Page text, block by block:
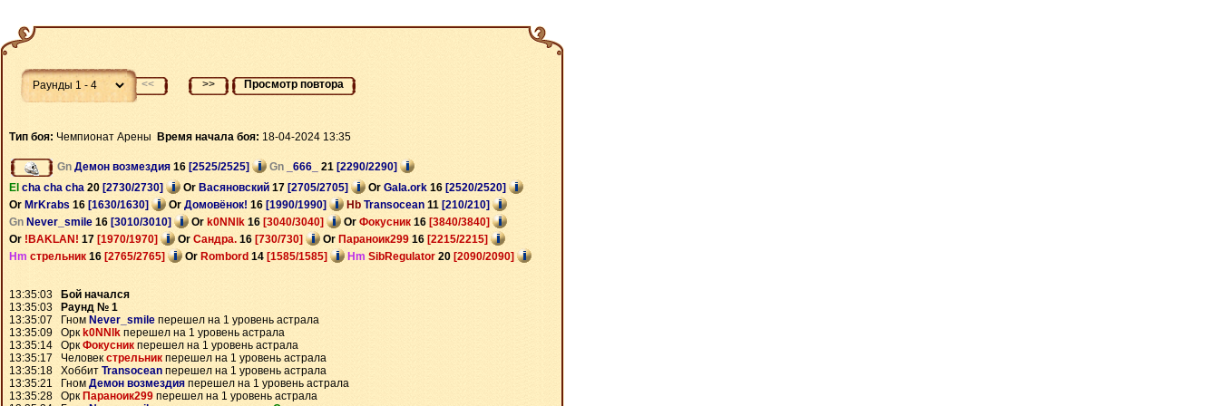
<< >> Просмотр повтора
Тип боя: Чемпионат Арены Время начала боя: 18-04-2024 13:35
Gn Демон возмездия 16 [2525/2525] Gn _666_ 21 [2290/2290]
El cha cha cha 20 [2730/2730] Or Васяновский 17 [2705/2705] Or Gala.ork 16 [2520/2520]
Or MrKrabs 16 [1630/1630] Or Домовёнок! 16 [1990/1990] Hb Transocean 11 [210/210]
Gn Never_smile 16 [3010/3010] Or k0NNlk 16 [3040/3040] Or Фокусник 16 [3840/3840]
Or !BAKLAN! 17 [1970/1970] Or Сандра. 16 [730/730] Or Параноик299 16 [2215/2215]
Hm стрельник 16 [2765/2765] Or Rombord 14 [1585/1585] Hm SibRegulator 20 [2090/2090]
13:35:03
Бой начался
13:35:03
Раунд № 1
13:35:07 Гном Never_smile перешел на 1 уровень астрала
13:35:09 Орк k0NNlk перешел на 1 уровень астрала
13:35:14 ОркФокусник перешел на 1 уровень астрала
13:35:17 Человек стрельник перешел на 1 уровень астрала
13:35:18 Хоббит Transocean перешел на 1 уровень астрала
13:35:21 Гном Демон возмездия перешел на 1 уровень астрала
13:35:28 Орк Параноик299 перешел на 1 уровень астрала